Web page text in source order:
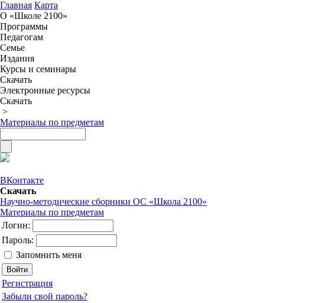
Главная Карта
О «Школе 2100»
Программы
Педагогам
Семье
Издания
Курсы и семинары
Скачать
Электронные ресурсы
Скачать
>
Материалы по предметам
ВКонтакте
Скачать
Научно-методические сборники ОС «Школа 2100»
Материалы по предметам
Логин:
Пароль:
Запомнить меня
Регистрация
Забыли свой пароль?